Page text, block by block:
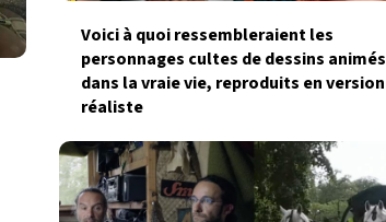
Voici à quoi ressembleraient les
personnages cultes de dessins animés
dans la vraie vie, reproduits en version
réaliste